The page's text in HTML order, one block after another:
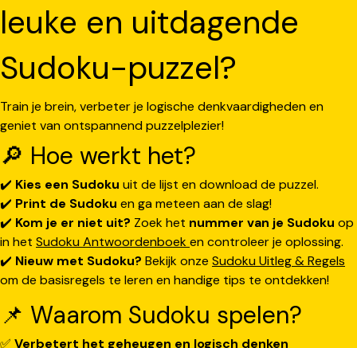
leuke en uitdagende
Sudoku-puzzel?
Train je brein, verbeter je logische denkvaardigheden en
geniet van ontspannend puzzelplezier!
🔎 Hoe werkt het?
✔️ Kies een Sudoku uit de lijst en download de puzzel.
✔️ Print de Sudoku en ga meteen aan de slag!
✔️ Kom je er niet uit? Zoek het nummer van je Sudoku op
in het Sudoku Antwoordenboeken controleer je oplossing.
✔️ Nieuw met Sudoku? Bekijk onze Sudoku Uitleg & Regels
om de basisregels te leren en handige tips te ontdekken!
📌 Waarom Sudoku spelen?
✅ Verbetert het geheugen en logisch denken